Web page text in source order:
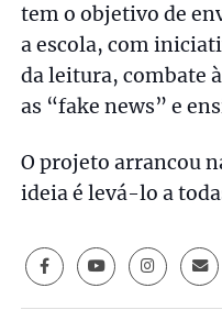
tem o objetivo de
a escola, com
da leitura, combate
as “fake news” e
O projeto arrancou
ideia é levá-lo a